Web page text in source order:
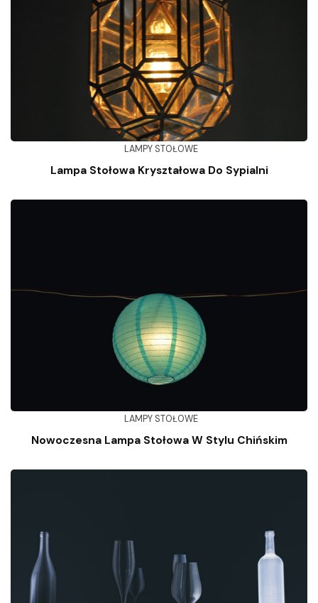
LAMPY STOŁOWE
Lampa Stołowa Kryształowa Do Sypialni
LAMPY STOŁOWE
Nowoczesna Lampa Stołowa W Stylu Chińskim